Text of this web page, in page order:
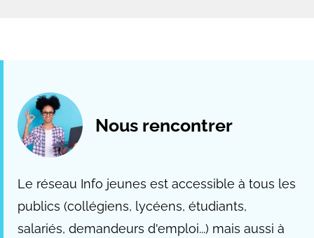
Nous rencontrer
Le réseau Info jeunes est accessible à tous les
publics (collégiens, lycéens, étudiants,
salariés, demandeurs d'emploi...) mais aussi à